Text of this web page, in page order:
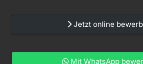
Jetzt online
Mit WhatsApp